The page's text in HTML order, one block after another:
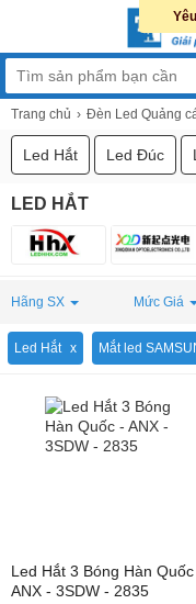
Trang chủ Đèn Led Quảng
Led Hắt Led Đúc
LED HẮT
Hãng SX Mức Giá
Led Hắt Mắt led
Led Hắt 3 Bóng Hàn Quốc
ANX - 3SDW - 2835